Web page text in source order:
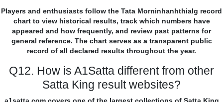
Players and enthusiasts follow the Tata Morninhanhthialg record
chart to view historical results, track which numbers have
appeared and how frequently, and review past patterns for
general reference. The chart serves as a transparent public
record of all declared results throughout the year.
Q12. How is A1Satta different from other
Satta King result websites?